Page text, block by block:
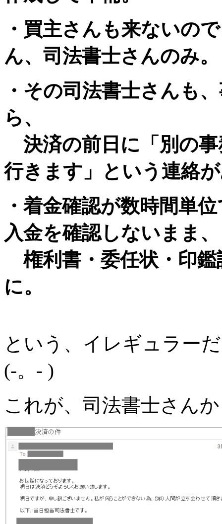
・買主さんも来ないの
ん、司法書士さんのみ。
・その司法書士さんも
ら、
決済の前日に「別の
行きます」という連絡
・着金確認が数時間単
入金を確認しないまま、
権利書・委任状・印鑑
に。
という、イレギュラー
(-。- )
これが、司法書士さん